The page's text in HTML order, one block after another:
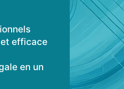
efficace
en un